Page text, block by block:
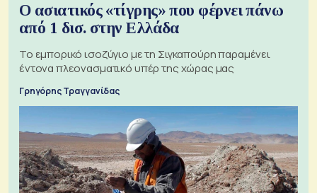
Ο ασιατικός «τίγρης» που φέρνει πάνω
από 1 δισ. στην Ελλάδα
Το εμπορικό ισοζύγιο με τη Σιγκαπούρη παραμένει
έντονα πλεονασματικό υπέρ της χώρας μας
Γρηγόρης Τραγγανίδας